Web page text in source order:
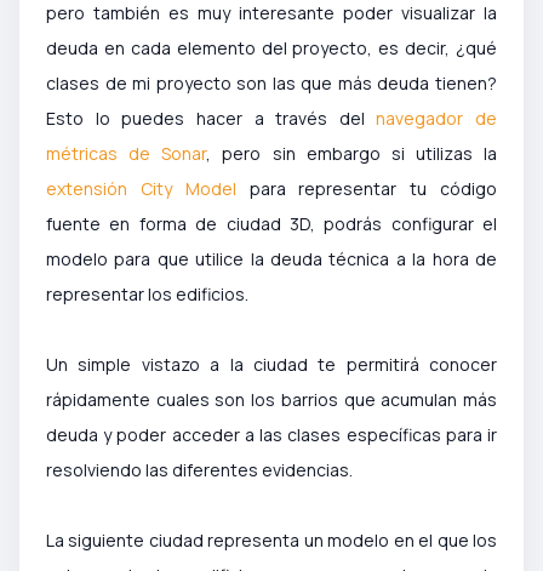
pero también es muy interesante poder visualizar la
deuda en cada elemento del proyecto, es decir, ¿qué
clases de mi proyecto son las que más deuda tienen?
Esto lo puedes hacer a través delnavegador de
métricas de Sonar, pero sin embargo si utilizas la
extensión City Model para representar tu código
fuente en forma de ciudad 3D, podrás configurar el
modelo para que utilice la deuda técnica a la hora de
representar los edificios.
Un simple vistazo a la ciudad te permitirá conocer
rápidamente cuales son los barrios que acumulan más
deuda y poder acceder a las clases específicas para ir
resolviendo las diferentes evidencias.
La siguiente ciudad representa un modelo en el que los